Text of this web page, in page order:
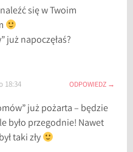
się w Twoim
już napoczęłaś?
18:34 ODPOWIEDZ
już pożarta – będzie
było przegodnie! Nawet
taki zły